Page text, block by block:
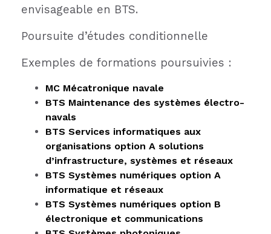
envisageable en BTS.
Poursuite d’études conditionnelle
Exemples de formations poursuivies :
MC Mécatronique navale
BTS Maintenance des systèmes électro-
navals
BTS Services informatiques aux
organisations option A solutions
d’infrastructure, systèmes et réseaux
BTS Systèmes numériques option A
informatique et réseaux
BTS Systèmes numériques option B
électronique et communications